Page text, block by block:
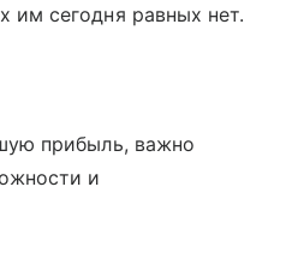
им сегодня равных нет.
прибыль, важно
и